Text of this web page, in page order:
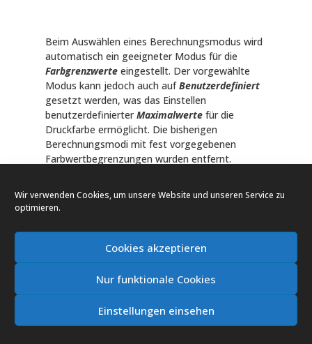
Wir verwenden Cookies, um unsere Website und unseren Service zu
optimieren.
Cookies akzeptieren
Nur funktionale Cookies
Einstellungen einsehen
Beim Auswählen eines Berechnungsmodus wird
automatisch ein geeigneter Modus für die
Farbgrenzwerteeingestellt. Der vorgewählte
Modus kann jedoch auch aufBenutzerdefiniert
gesetzt werden, was das Einstellen
benutzerdefinierterMaximalwertefür die
Druckfarbe ermöglicht. Die bisherigen
Berechnungsmodi mit fest vorgegebenen
Farbwertbegrenzungen wurden entfernt.
Es stehen drei verschiedene Modi für die
Ausgabe pro Kanal beträgt 100%.